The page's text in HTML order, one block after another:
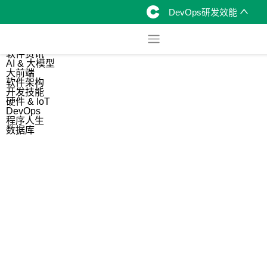
DevOps研发效能
软件资讯
AI & 大模型
大前端
软件架构
开发技能
硬件 & IoT
DevOps
程序人生
数据库